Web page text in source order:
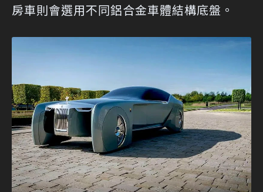
房車則會選用不同鋁合金車體結構底盤。